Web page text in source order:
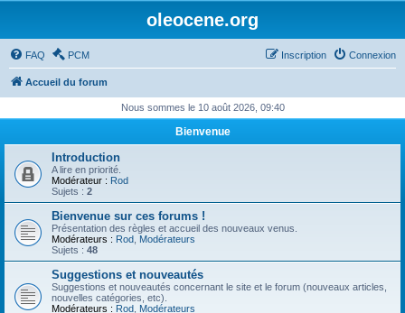
oleocene.org
FAQ PCM Connexion
Inscription
Accueil du forum
Nous sommes le 10 août 2026, 09:40
Bienvenue
Introduction
A lire en priorité.
Modérateur : Rod
Sujets : 2
Bienvenue sur ces forums !
Présentation des règles et accueil des nouveaux venus.
Modérateurs : Rod Modérateurs
Sujets : 48
Suggestions et nouveautés
Suggestions et nouveautés concernant le site et le forum (nouveaux articles,
nouvelles catégories, etc).
Modérateurs : Rod Modérateurs